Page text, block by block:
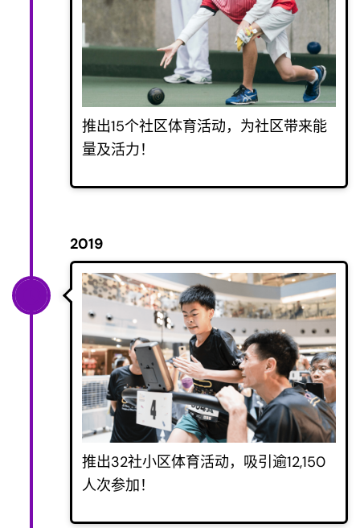
推出15个社区体育活动，为社区带来能
量及活力！
2019
推出32社小区体育活动，吸引逾12,150
人次参加！